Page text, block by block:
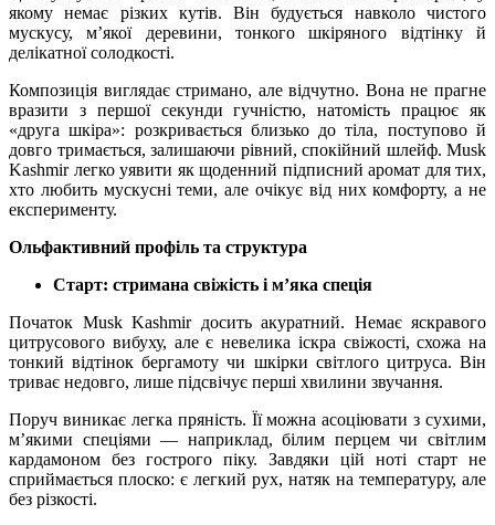
якому немає різких кутів. Він будується навколо чистого
мускусу, м’якої деревини, тонкого шкіряного відтінку й
делікатної солодкості.
Композиція виглядає стримано, але відчутно. Вона не прагне
вразити з першої секунди гучністю, натомість працює як
«друга шкіра»: розкривається близько до тіла, поступово й
довго тримається, залишаючи рівний, спокійний шлейф. Musk
Kashmir легко уявити як щоденний підписний аромат для тих,
хто любить мускусні теми, але очікує від них комфорту, а не
експерименту.
Ольфактивний профіль та структура
Старт: стримана свіжість і м’яка спеція
Початок Musk Kashmir досить акуратний. Немає яскравого
цитрусового вибуху, але є невелика іскра свіжості, схожа на
тонкий відтінок бергамоту чи шкірки світлого цитруса. Він
триває недовго, лише підсвічує перші хвилини звучання.
Поруч виникає легка пряність. Її можна асоціювати з сухими,
м’якими спеціями — наприклад, білим перцем чи світлим
кардамоном без гострого піку. Завдяки цій ноті старт не
сприймається плоско: є легкий рух, натяк на температуру, але
без різкості.